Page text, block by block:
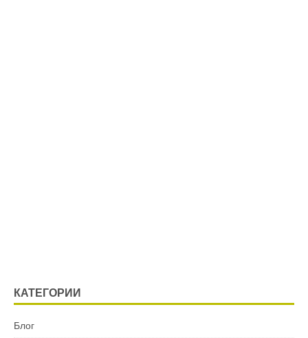
КАТЕГОРИИ
Блог